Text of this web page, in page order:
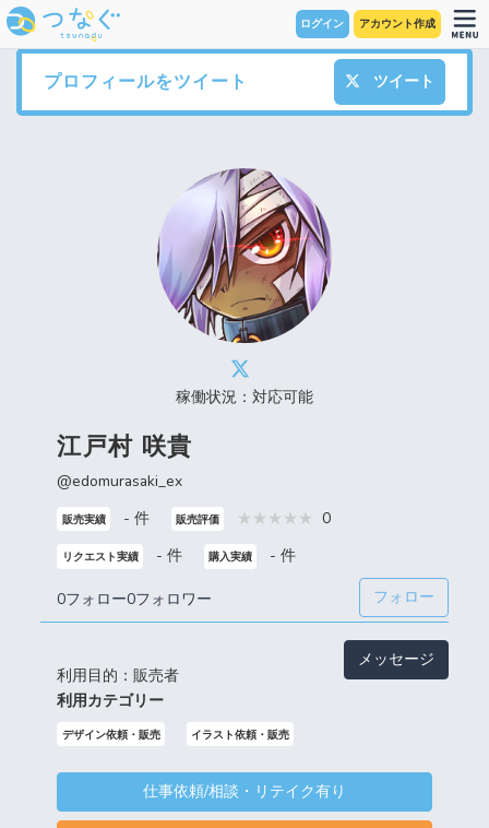
ログイン アカウント作成
プロフィールをツイート ツイート
稼働状況：対応可能
江戸村 咲貴
@edomurasaki_ex
販売実績 - 件 販売評価 0
リクエスト実績 - 件 購入実績 - 件
0フォロー0フォロワー フォロー
利用目的：販売者
メッセージ
利用カテゴリー
デザイン依頼・販売 イラスト依頼・販売
仕事依頼/相談・リテイク有り